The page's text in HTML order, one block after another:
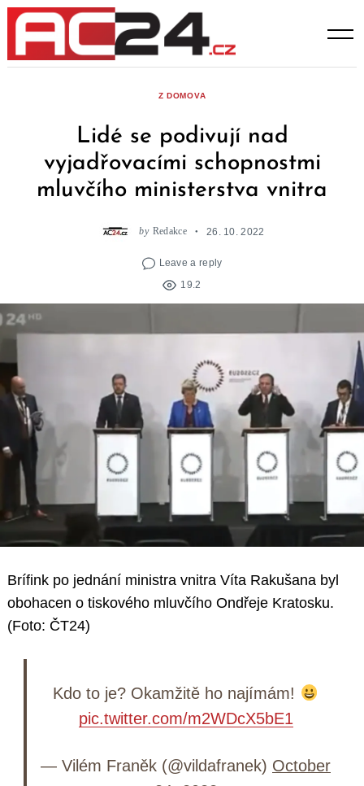
Skip
content
Z DOMOVA
Lidé se podivují nad
vyjadřovacími schopnostmi
mluvčího ministerstva vnitra
by Redakce 26. 10. 2022
Leave a reply
19.2
Brífink po jednání ministra vnitra Víta Rakušana byl
obohacen o tiskového mluvčího Ondřeje Kratosku.
(Foto: ČT24)
Kdo to je? Okamžitě ho najímám!
pic.twitter.com/m2WDcX5bE1
— Vilém Franěk (@vildafranek) October